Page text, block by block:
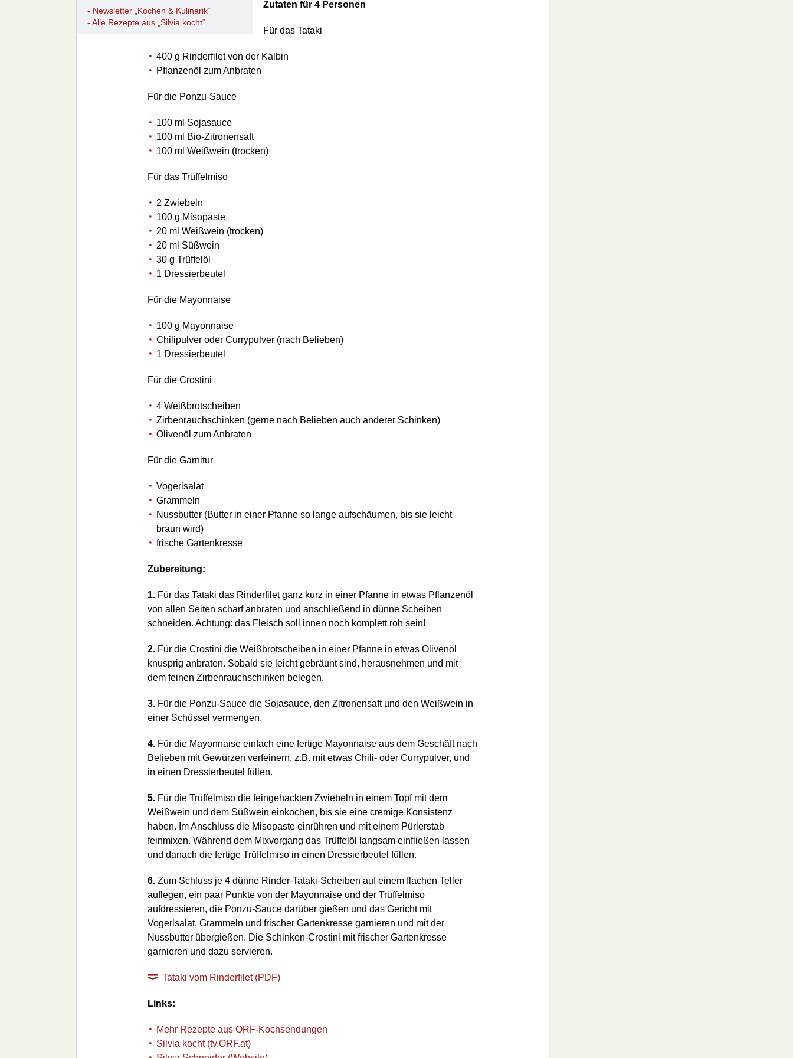
- Newsletter „Kochen & Kulinarik“
- Alle Rezepte aus „Silvia kocht“
Zutaten für 4 Personen
Für das Tataki
400 g Rinderfilet von der Kalbin
Pflanzenöl zum Anbraten
Für die Ponzu-Sauce
100 ml Sojasauce
100 ml Bio-Zitronensaft
100 ml Weißwein (trocken)
Für das Trüffelmiso
2 Zwiebeln
100 g Misopaste
20 ml Weißwein (trocken)
20 ml Süßwein
30 g Trüffelöl
1 Dressierbeutel
Für die Mayonnaise
100 g Mayonnaise
Chilipulver oder Currypulver (nach Belieben)
1 Dressierbeutel
Für die Crostini
4 Weißbrotscheiben
Zirbenrauchschinken (gerne nach Belieben auch anderer Schinken)
Olivenöl zum Anbraten
Für die Garnitur
Vogerlsalat
Grammeln
Nussbutter (Butter in einer Pfanne so lange aufschäumen, bis sie leicht
braun wird)
frische Gartenkresse
Zubereitung:
1. Für das Tataki das Rinderfilet ganz kurz in einer Pfanne in etwas Pflanzenöl
von allen Seiten scharf anbraten und anschließend in dünne Scheiben
schneiden. Achtung: das Fleisch soll innen noch komplett roh sein!
2. Für die Crostini die Weißbrotscheiben in einer Pfanne in etwas Olivenöl
knusprig anbraten. Sobald sie leicht gebräunt sind, herausnehmen und mit
dem feinen Zirbenrauchschinken belegen.
3. Für die Ponzu-Sauce die Sojasauce, den Zitronensaft und den Weißwein in
einer Schüssel vermengen.
4. Für die Mayonnaise einfach eine fertige Mayonnaise aus dem Geschäft nach
Belieben mit Gewürzen verfeinern, z.B. mit etwas Chili- oder Currypulver, und
in einen Dressierbeutel füllen.
5. Für die Trüffelmiso die feingehackten Zwiebeln in einem Topf mit dem
Weißwein und dem Süßwein einkochen, bis sie eine cremige Konsistenz
haben. Im Anschluss die Misopaste einrühren und mit einem Pürierstab
feinmixen. Während dem Mixvorgang das Trüffelöl langsam einfließen lassen
und danach die fertige Trüffelmiso in einen Dressierbeutel füllen.
6. Zum Schluss je 4 dünne Rinder-Tataki-Scheiben auf einem flachen Teller
auflegen, ein paar Punkte von der Mayonnaise und der Trüffelmiso
aufdressieren, die Ponzu-Sauce darüber gießen und das Gericht mit
Vogerlsalat, Grammeln und frischer Gartenkresse garnieren und mit der
Nussbutter übergießen. Die Schinken-Crostini mit frischer Gartenkresse
garnieren und dazu servieren.
Tataki vom Rinderfilet (PDF)
Links:
Mehr Rezepte aus ORF-Kochsendungen
Silvia kocht (tv.ORF.at)